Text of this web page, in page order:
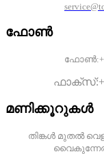
ഫോൺ
മണിക്കൂറുകൾ
തിങ്കൾ മുതൽ